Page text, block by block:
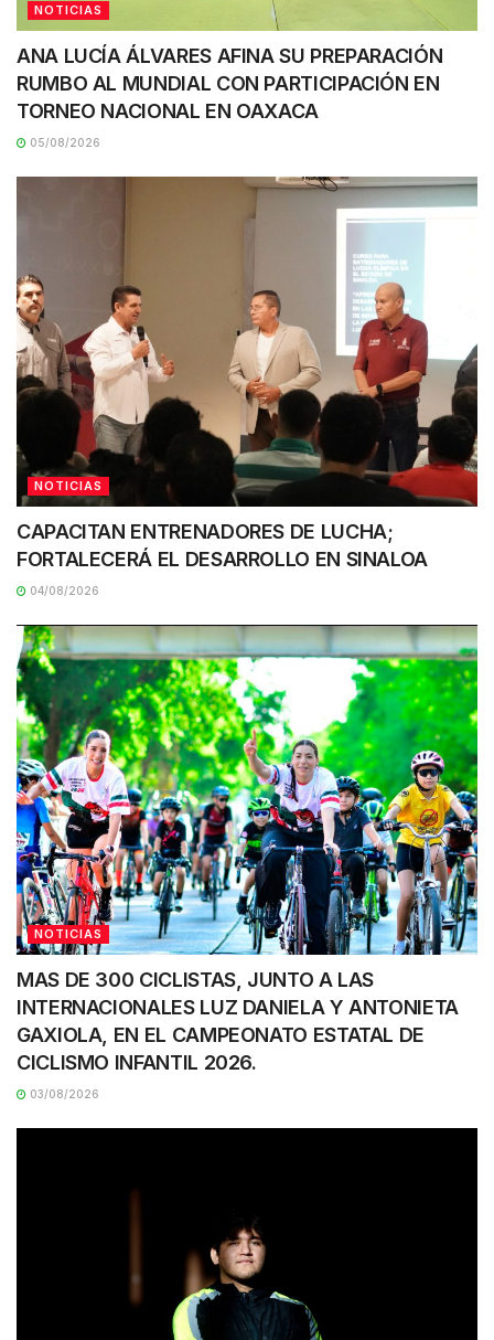
NOTICIAS
ANA LUCÍA ÁLVARES AFINA SU PREPARACIÓN
RUMBO AL MUNDIAL CON PARTICIPACIÓN EN
TORNEO NACIONAL EN OAXACA
05/08/2026
NOTICIAS
CAPACITAN ENTRENADORES DE LUCHA;
FORTALECERÁ EL DESARROLLO EN SINALOA
04/08/2026
NOTICIAS
MAS DE 300 CICLISTAS, JUNTO A LAS
INTERNACIONALES LUZ DANIELA Y ANTONIETA
GAXIOLA, EN EL CAMPEONATO ESTATAL DE
CICLISMO INFANTIL 2026.
03/08/2026